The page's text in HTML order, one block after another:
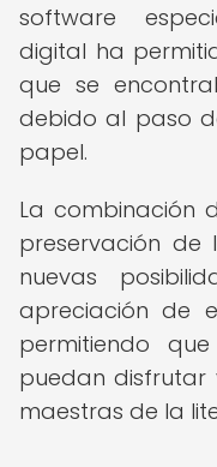
software
digital ha
que se
debido al paso
papel.
La combinación
preservación
nuevas
apreciación de
permitiendo
puedan
maestras de la